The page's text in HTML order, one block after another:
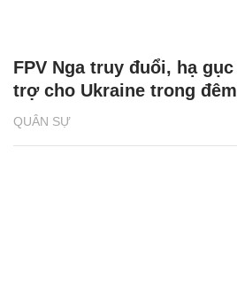
QUÂN SỰ
FPV Nga truy đuổi, hạ
trợ cho Ukraine trong đêm